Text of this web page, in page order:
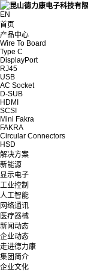
EN
首页
产品中心
Wire To Board
Type C
DisplayPort
RJ45
USB
AC Socket
D-SUB
HDMI
SCSI
Mini Fakra
FAKRA
Circular Connectors
HSD
解决方案
新能源
显示电子
工业控制
人工智能
网络通讯
医疗器械
新闻动态
企业动态
走进德力康
集团简介
企业文化